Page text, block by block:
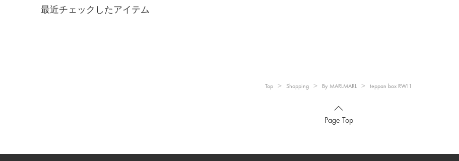
最近チェックしたアイテム
Top Shopping By MARLMARL teppan box RWI1
Page Top